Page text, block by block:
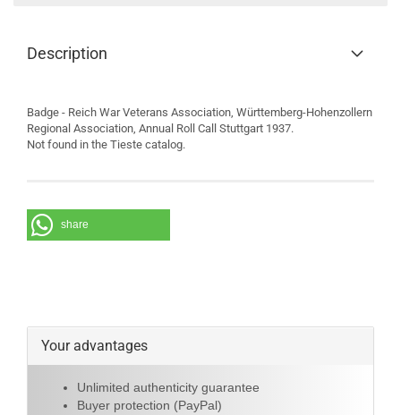
Description
Badge - Reich War Veterans Association, Württemberg-Hohenzollern
Regional Association, Annual Roll Call Stuttgart 1937.
Not found in the Tieste catalog.
share
Your advantages
Unlimited authenticity guarantee
Buyer protection (PayPal)